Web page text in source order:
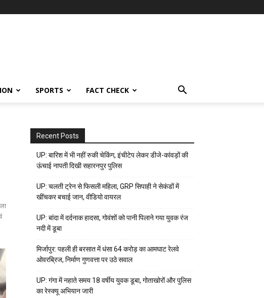
SPORTS FACT CHECK
Recent Posts
UP: बारिश में भी नहीं रुकी चेकिंग, इंचीटेप लेकर डीजे-कांवड़ों की
ऊंचाई नापती दिखी सहारनपुर पुलिस
UP: चलती ट्रेन से फिसली महिला, GRP सिपाही ने सेकंडों में
खींचकर बचाई जान, वीडियो वायरल
UP: बांदा में दर्दनाक हादसा, गोवंशों को पानी पिलाने गया युवक रंज
नदी में डूबा
मिर्जापुर: पहली ही बरसात में धंसा 64 करोड़ का आमघाट रेलवे
ओवरब्रिज, निर्माण गुणवत्ता पर उठे सवाल
UP: गंगा में नहाते समय 18 वर्षीय युवक डूबा, गोताखोरों और पुलिस
का रेस्क्यू अभियान जारी